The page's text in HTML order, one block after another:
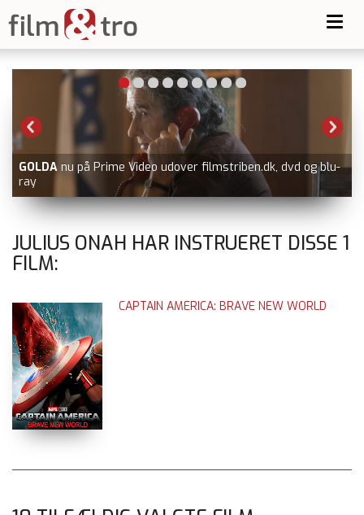
GOLDA nu på Prime Video udover filmstriben.dk, dvd og blu-
ray
JULIUS ONAH HAR INSTRUERET DISSE 1
FILM:
CAPTAIN AMERICA: BRAVE NEW WORLD